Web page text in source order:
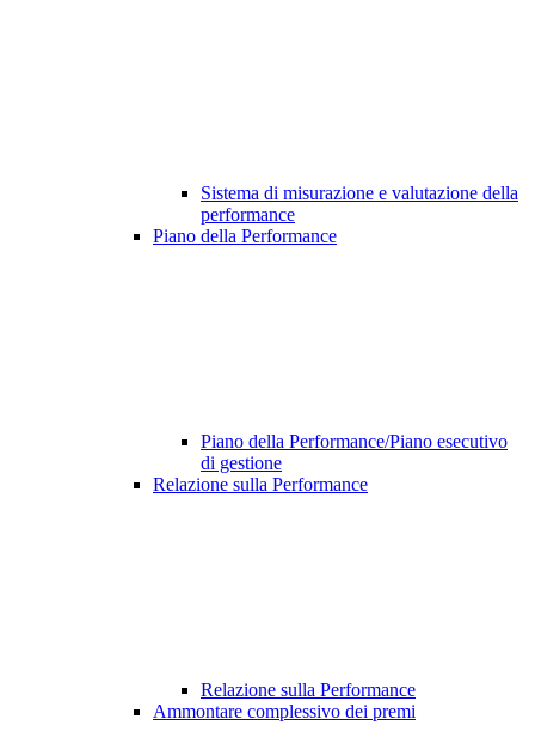
Sistema di misurazione e valutazione della
performance
Piano della Performance
Piano della Performance/Piano esecutivo
di gestione
Relazione sulla Performance
Relazione sulla Performance
Ammontare complessivo dei premi